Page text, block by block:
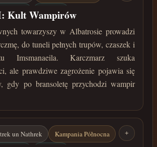
Wampiry
czerwiec 34 roku przed Zaćmieniem
Kult Wampirów
towarzyszy w Albatrosie prowadzi
do tuneli pełnych trupów, czaszek i
Imsmanaeila. Karczmarz szuka
ale prawdziwe zagrożenie pojawia się
gdy po bransoletę przychodzi wampir
un Nathrek
Kampania Północna
+